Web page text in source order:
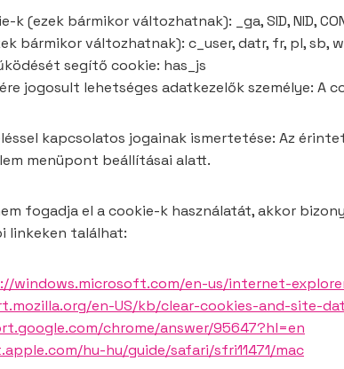
(ezek bármikor változhatnak): _ga, SID, NID,
bármikor változhatnak): c_user, datr, fr, pl, sb,
segítő cookie: has_js
jogosult lehetséges adatkezelők személye: A
kapcsolatos jogainak ismertetése: Az
menüpont beállításai alatt.
fogadja el a cookie-k használatát, akkor
linkeken találhat:
windows.microsoft.com/en-us/internet-
en-US/kb/clear-cookies-and-site-
chrome/answer/95647?hl=en
hu-hu/guide/safari/sfri11471/mac